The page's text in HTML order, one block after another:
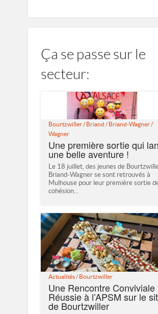
Ça se passe sur le
secteur:
Bourtzwiller/ Briand / Briand-Wagner/
Wagner
Une première sortie qui
une belle aventure !
Le 18 juillet, des jeunes de
Briand-Wagner se sont retrouvés à
Mulhouse pour leur première sortie
cohésion...
Actualités/Bourtzwiller
Une Rencontre Conviviale
Réussie à l’APSM sur le
de Bourtzwiller